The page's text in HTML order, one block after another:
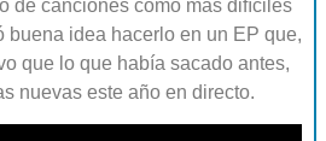
de canciones como más difíciles
buena idea hacerlo en un EP que,
que lo que había sacado antes,
nuevas este año en directo.